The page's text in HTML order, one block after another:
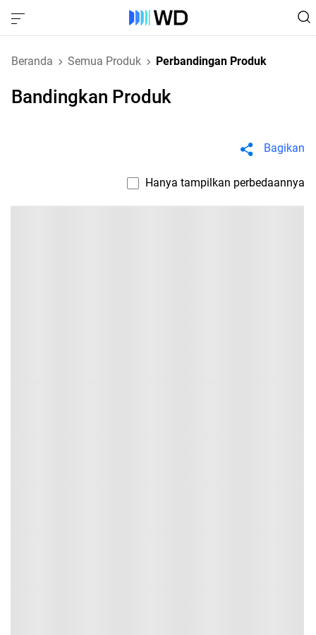
Beranda Semua Produk Perbandingan Produk
Bandingkan Produk
Bagikan
Hanya tampilkan perbedaannya